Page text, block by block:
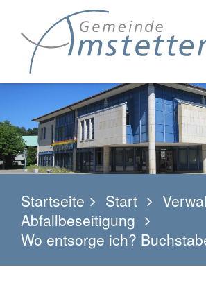
Startseite Start
Abfallbeseitigung
Wo entsorge ich?